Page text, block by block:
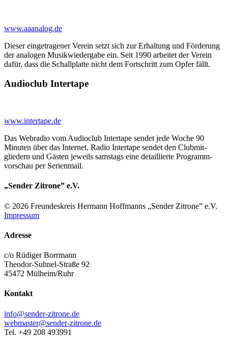
www.aaanalog.de
Dieser einge­tragener Verein setzt sich zur Erhaltung und Förderung
der analogen Musik­wieder­gabe ein. Seit 1990 arbeitet der Verein
dafür, dass die Schall­platte nicht dem Fort­schritt zum Opfer fällt.
Audioclub Intertape
www.intertape.de
Das Webradio vom Audioclub Intertape sendet jede Woche 90
Minuten über das Internet. Radio Intertape sendet den Club­mit­
gliedern und Gästen jeweils samstags eine detaillierte Programm­
vorschau per Serienmail.
„Sender Zitrone” e.V.
© 2026 Freundes­kreis Her­mann Hoff­manns „Sender Zitrone” e.V.
Impressum
Adresse
c/o Rüdiger Borrmann
Theodor-Suhnel-Straße 92
45472 Mülheim/Ruhr
Kontakt
info@sender-zitrone.de
webmaster@sender-zitrone.de
Tel. +49 208 493991